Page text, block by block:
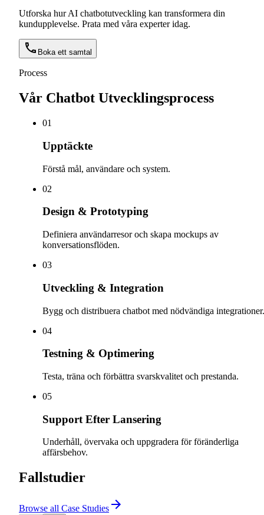
Utforska hur AI chatbotutveckling kan transformera din
kundupplevelse. Prata med våra experter idag.
Boka ett samtal
Process
Vår Chatbot Utvecklingsprocess
01
Upptäckte
Förstå mål, användare och system.
02
Design & Prototyping
Definiera användarresor och skapa mockups av
konversationsflöden.
03
Utveckling & Integration
Bygg och distribuera chatbot med nödvändiga integrationer.
04
Testning & Optimering
Testa, träna och förbättra svarskvalitet och prestanda.
05
Support Efter Lansering
Underhåll, övervaka och uppgradera för föränderliga
affärsbehov.
Fallstudier
Browse all Case Studies